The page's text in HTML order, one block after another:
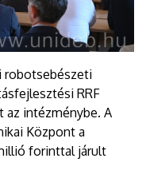
robotsebészeti
RRF
az intézménybe. A
Központ a
forinttal járult